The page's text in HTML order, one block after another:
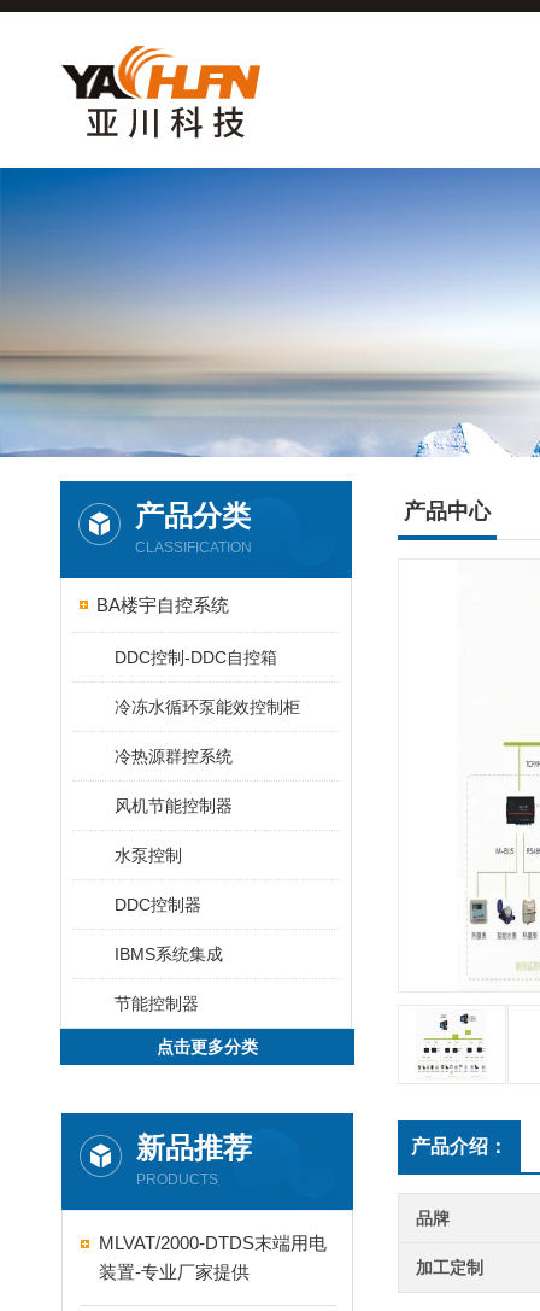
产品分类
CLASSIFICATION
BA楼宇自控系统
DDC控制-DDC自控箱
冷冻水循环泵能效控制柜
冷热源群控系统
风机节能控制器
水泵控制
DDC控制器
IBMS系统集成
节能控制器
点击更多分类
新品推荐
PRODUCTS
MLVAT/2000-DTDS末端用电
装置-专业厂家提供
产品中心
产品介绍：
品牌
加工定制